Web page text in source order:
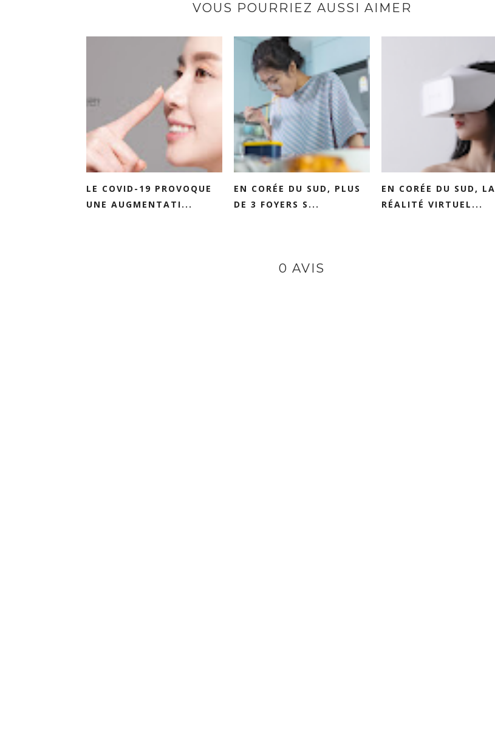
VOUS POURRIEZ AUSSI AIMER
LE COVID-19 PROVOQUE
UNE AUGMENTATI...
EN CORÉE DU SUD, PLUS
DE 3 FOYERS S...
EN CORÉE DU SUD, LA
RÉALITÉ VIRTUEL...
0 AVIS